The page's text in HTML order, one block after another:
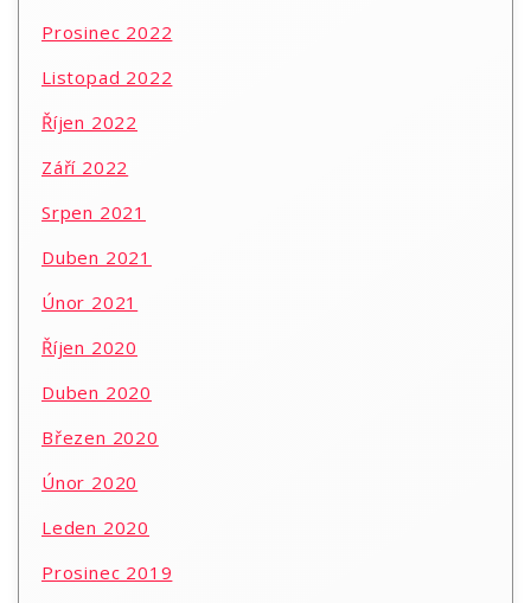
Prosinec 2022
Listopad 2022
Říjen 2022
Září 2022
Srpen 2021
Duben 2021
Únor 2021
Říjen 2020
Duben 2020
Březen 2020
Únor 2020
Leden 2020
Prosinec 2019